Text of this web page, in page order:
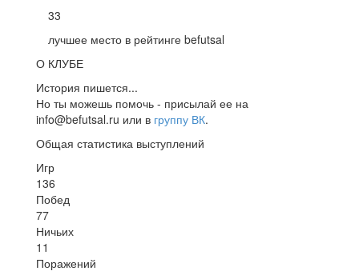
33
лучшее место в рейтинге befutsal
О КЛУБЕ
История пишется...
Но ты можешь помочь - присылай ее на
info@befutsal.ru или в группу ВК.
Общая статистика выступлений
Игр
136
Побед
77
Ничьих
11
Поражений